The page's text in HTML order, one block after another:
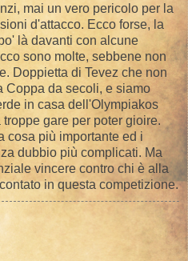
mai un vero pericolo per la
d'attacco. Ecco forse, la
là davanti con alcune
sono molte, sebbene non
Doppietta di Tevez che non
Coppa da secoli, e siamo
in casa dell'Olympiakos
gare per poter gioire.
cosa più importante ed i
dubbio più complicati. Ma
vincere contro chi è alla
in questa competizione.